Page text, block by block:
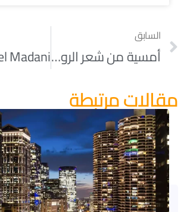
السابق
أمسية من شعر الرومي ، الموسيقى الصوفية ، و الرقص الميلوي
مقالات مرتبطة